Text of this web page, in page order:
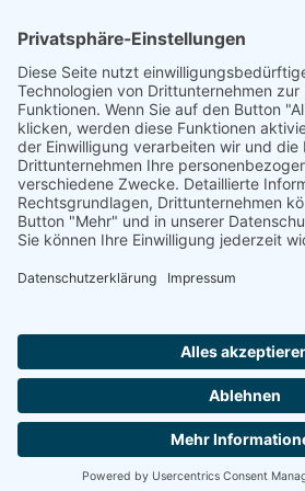
Auschwitz verschleppt.
Footer
Cookie-Einstellungen Datenschutz
intern
by